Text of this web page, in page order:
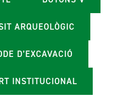
ARQUEOLÒGIC
D’EXCAVACIÓ
INSTITUCIONAL